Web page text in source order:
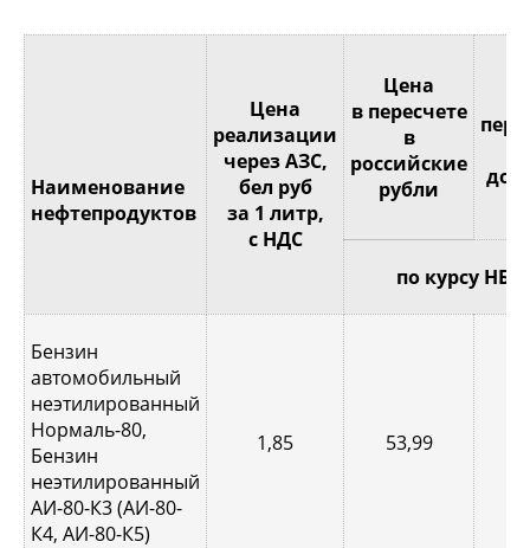
Наименование
нефтепродуктов
Цена
реализации
через АЗС,
бел руб
за 1 литр,
с НДС
Цена
в пересчете
в
российские
рубли
по курсу
Бензин
автомобильный
неэтилированный
Нормаль-80,
Бензин
неэтилированный
АИ-80-К3 (АИ-80-
К4, АИ-80-К5)
1,85 53,99